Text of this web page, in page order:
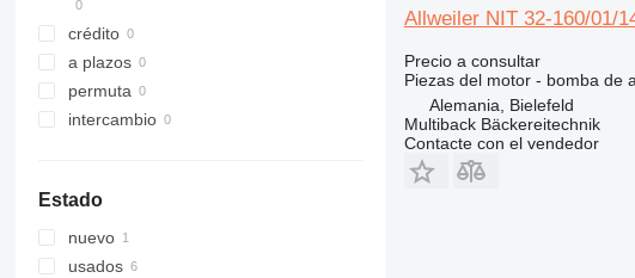
crédito
a plazos
permuta
intercambio
Estado
nuevo
usados
Allweiler NIT 32-160/01/
Precio a consultar
Piezas del motor - bomba de
Alemania, Bielefeld
Multiback Bäckereitechnik
Contacte con el vendedor